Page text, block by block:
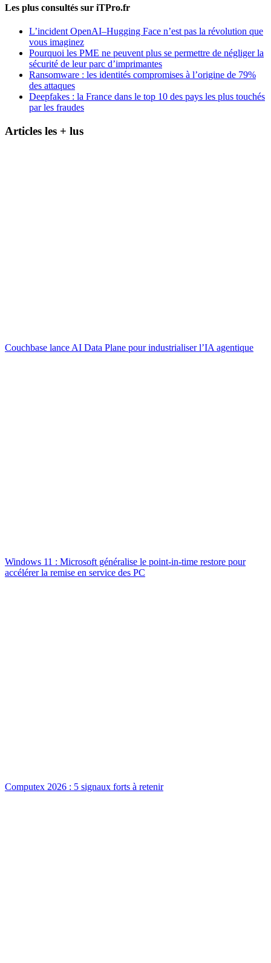
Les plus consultés sur iTPro.fr
L’incident OpenAI–Hugging Face n’est pas la révolution que
vous imaginez
Pourquoi les PME ne peuvent plus se permettre de négliger la
sécurité de leur parc d’imprimantes
Ransomware : les identités compromises à l’origine de 79%
des attaques
Deepfakes : la France dans le top 10 des pays les plus touchés
par les fraudes
Articles les + lus
Couchbase lance AI Data Plane pour industrialiser l’IA agentique
Windows 11 : Microsoft généralise le point-in-time restore pour
accélérer la remise en service des PC
Computex 2026 : 5 signaux forts à retenir